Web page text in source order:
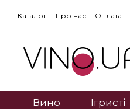
Каталог Про нас Оплата
Вино Ігристі